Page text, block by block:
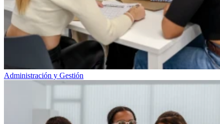
Administración y Gestión